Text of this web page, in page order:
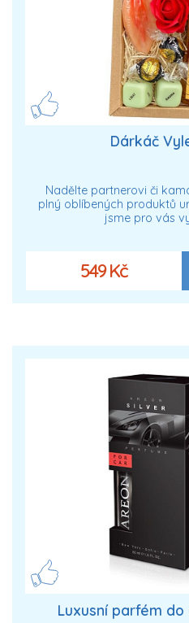
Dárkáč
Nadělte partnerovi či
plný oblíbených produktů
jsme pro vás
549 Kč
Luxusní parfém